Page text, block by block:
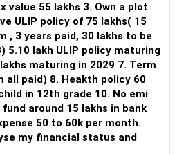
for consolidation.
unnecessary.
flexi-cap fund.
be consolidated after
loads.
value 55 lakhs 3. Own a plot
, 3 years paid, 30 lakhs to be
5.10 lakh ULIP policy maturing
maturing in 2029 7. Term
all paid) 8. Heakth policy 60
12th grade 10. No emi
50 to 60k per month.
my financial status and